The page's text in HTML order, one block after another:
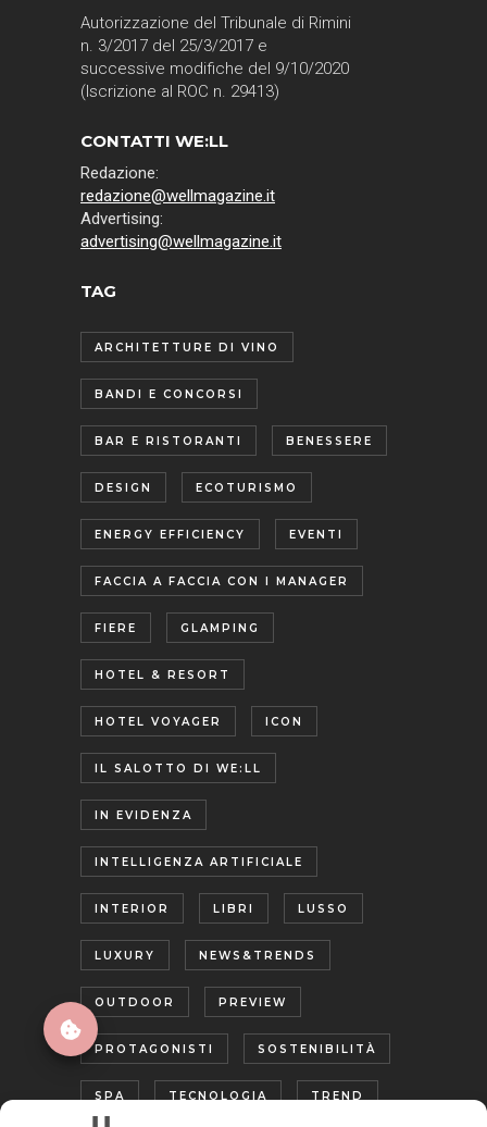
Autorizzazione del Tribunale di Rimini
n. 3/2017 del 25/3/2017 e
successive modifiche del 9/10/2020
(Iscrizione al ROC n. 29413)
CONTATTI WE:LL
Redazione:
redazione@wellmagazine.it
Advertising:
advertising@wellmagazine.it
TAG
ARCHITETTURE DI VINO
BANDI E CONCORSI
BAR E RISTORANTI BENESSERE
DESIGN ECOTURISMO
ENERGY EFFICIENCY EVENTI
FACCIA A FACCIA CON I MANAGER
FIERE GLAMPING
HOTEL & RESORT
HOTEL VOYAGER ICON
IL SALOTTO DI WE:LL
IN EVIDENZA
INTELLIGENZA ARTIFICIALE
INTERIOR LIBRI LUSSO
LUXURY NEWS&TRENDS
OUTDOOR PREVIEW
PROTAGONISTI SOSTENIBILITÀ
SPA TECNOLOGIA TREND